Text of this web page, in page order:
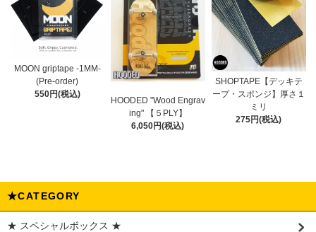
MOON griptape -1MM-
(Pre-order)
550円(税込)
HOODED "Wood Engrav
ing" 【５PLY】
6,050円(税込)
SHOPTAPE【デッキテ
ープ・スポンジ】厚さ１
ミリ
275円(税込)
★CATEGORY
★ スペシャルボックス ★